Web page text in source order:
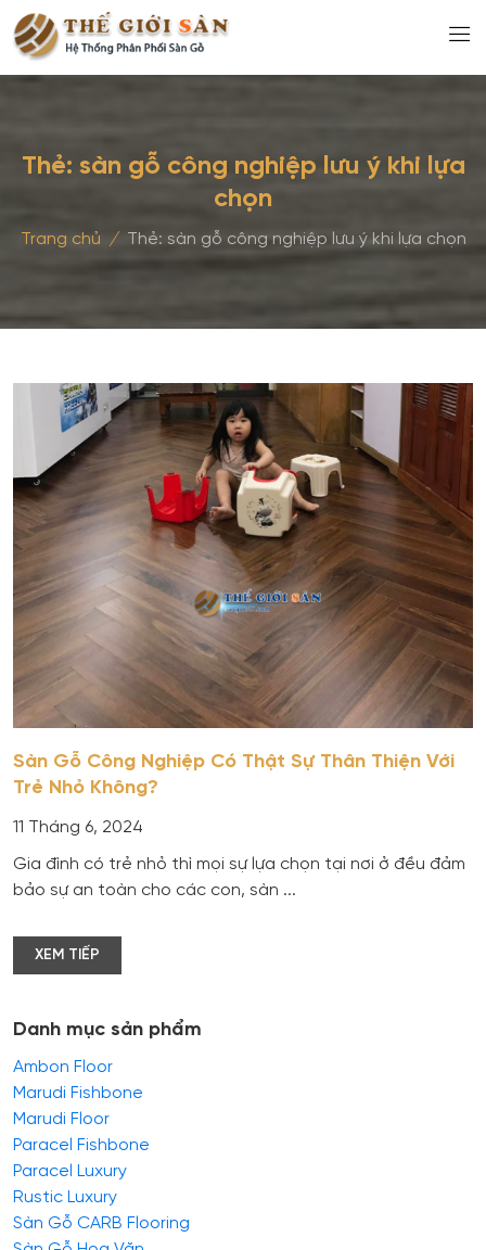
Thẻ: sàn gỗ công nghiệp lưu ý khi lựa
chọn
Trang chủ / Thẻ: sàn gỗ công nghiệp lưu ý khi lựa chọn
Sàn Gỗ Công Nghiệp Có Thật Sự Thân Thiện Với
Trẻ Nhỏ Không?
11 Tháng 6, 2024
Gia đình có trẻ nhỏ thì mọi sự lựa chọn tại nơi ở đều đảm
bảo sự an toàn cho các con, sàn ...
XEM TIẾP
Danh mục sản phẩm
Ambon Floor
Marudi Fishbone
Marudi Floor
Paracel Fishbone
Paracel Luxury
Rustic Luxury
Sàn Gỗ CARB Flooring